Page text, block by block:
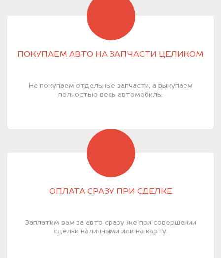
ПОКУПАЕМ АВТО НА ЗАПЧАСТИ ЦЕЛИКОМ
Не покупаем отдельные запчасти, а выкупаем
полностью весь автомобиль.
ОПЛАТА СРАЗУ ПРИ СДЕЛКЕ
Заплатим вам за авто сразу же при совершении
сделки наличными или на карту.